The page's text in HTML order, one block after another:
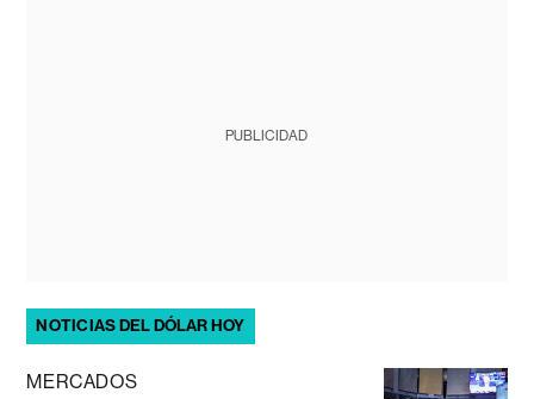
PUBLICIDAD
NOTICIAS DEL DÓLAR HOY
MERCADOS